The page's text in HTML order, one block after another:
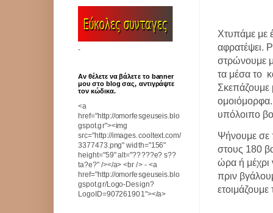
Χτυπάμε με
αφρατέψει.
στρώνουμε
τα μέσα το
Σκεπάζουμε
υπόλοιπο
Ψήνουμε σε
στους 180
ώρα ή μέχρι
πριν
ετοιμάζουμε
-
Αν θέλετε να βάλετε το banner
μου στο blog σας, αντιγράψτε
τον κώδικα.
<a
href="http://omorfesgeuseis.blo
gspot.gr"><img
src="http://images.cooltext.com/
3377473.png" width="156"
height="59" alt="?????e? s??
ta?e?" /></a> <br /> - <a
href="http://omorfesgeuseis.blo
gspot.gr/Logo-Design?
LogoID=907261901"></a>